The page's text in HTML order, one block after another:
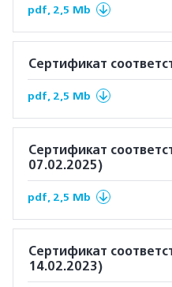
pdf, 2,5 Mb
Сертификат
pdf, 2,5 Mb
Сертификат
07.02.2025)
pdf, 2,5 Mb
Сертификат
14.02.2023)